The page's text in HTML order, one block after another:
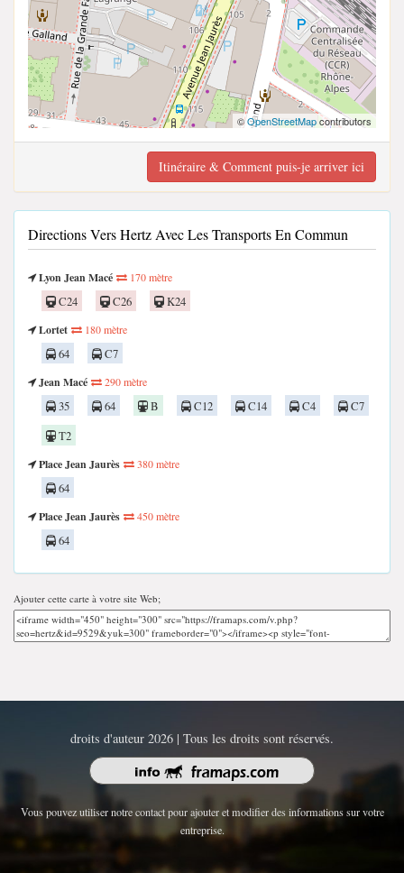
©OpenStreetMapcontributors
Itinéraire & Comment puis-je arriver ici
Directions Vers Hertz Avec Les Transports En Commun
Lyon Jean Macé 170 mètre
C24 C26
K24
Lortet
180 mètre
64
C7
Jean Macé
290 mètre
35 64 B C12 C14 C4
C7
T2
Place Jean Jaurès
380 mètre
64
Place Jean Jaurès
450 mètre
64
Ajouter cette carte à votre site Web;
droits d'auteur 2026 | Tous les droits sont réservés.
Vous pouvez utiliser notre contact pour ajouter et modifier des informations sur votre
entreprise.